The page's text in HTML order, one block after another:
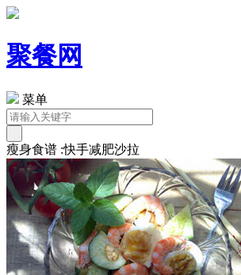
聚餐网
菜单
瘦身食谱 :快手减肥沙拉